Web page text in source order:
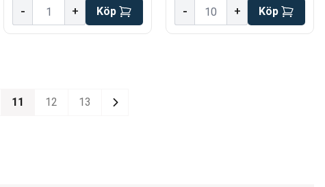
- + Köp - + Köp
11 12 13 Next